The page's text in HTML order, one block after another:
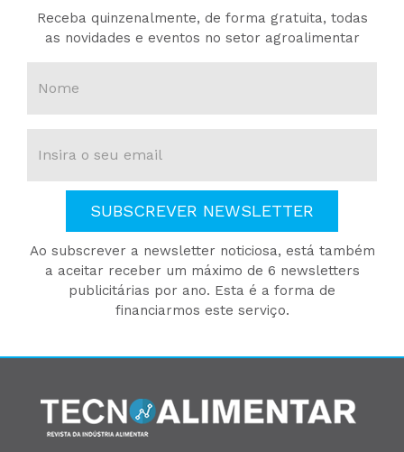
Receba quinzenalmente, de forma gratuita, todas
as novidades e eventos no setor agroalimentar
SUBSCREVER NEWSLETTER
Ao subscrever a newsletter noticiosa, está também
a aceitar receber um máximo de 6 newsletters
publicitárias por ano. Esta é a forma de
financiarmos este serviço.